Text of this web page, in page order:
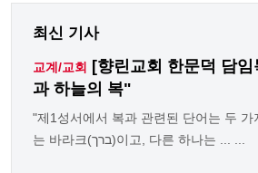
최신 기사
교계/교회 [향린교회 한문덕 담
과 하늘의 복"
"제1성서에서 복과 관련된 단어는 두
는 바라크(ברך)이고, 다른 하나는 ... ...